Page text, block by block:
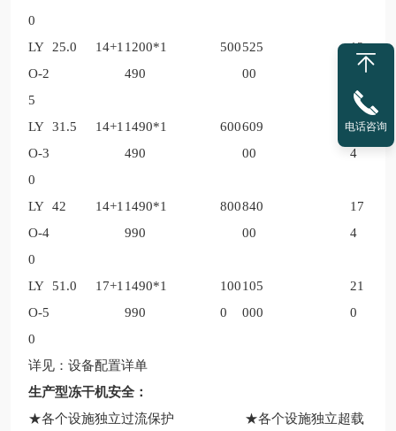
0
LY
O-2
5
25.0 14+1 1200*1
490
500525
00
12
LY
O-3
0
31.5 14+1 1490*1
490
600609
00
13
4
LY
O-4
0
42 14+1 1490*1
990
800840
00
17
4
LY
O-5
0
51.0 17+1 1490*1
990
100
0
105
000
21
0
详见：设备配置详单
生产型冻干机安全：
★各个设施独立过流保护 ★各个设施独立超载
电话咨询